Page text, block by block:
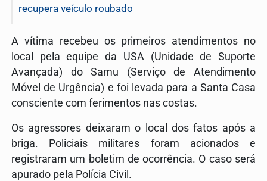
recupera veículo roubado
A vítima recebeu os primeiros atendimentos no
local pela equipe da USA (Unidade de Suporte
Avançada) do Samu (Serviço de Atendimento
Móvel de Urgência) e foi levada para a Santa Casa
consciente com ferimentos nas costas.
Os agressores deixaram o local dos fatos após a
briga. Policiais militares foram acionados e
registraram um boletim de ocorrência. O caso será
apurado pela Polícia Civil.